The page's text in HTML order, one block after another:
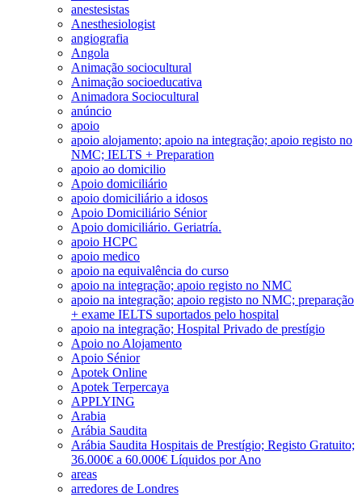
anestesistas
Anesthesiologist
angiografia
Angola
Animação sociocultural
Animação socioeducativa
Animadora Sociocultural
anúncio
apoio
apoio alojamento; apoio na integração; apoio registo no
NMC; IELTS + Preparation
apoio ao domicilio
Apoio domiciliário
apoio domiciliário a idosos
Apoio Domiciliário Sénior
Apoio domiciliário. Geriatría.
apoio HCPC
apoio medico
apoio na equivalência do curso
apoio na integração; apoio registo no NMC
apoio na integração; apoio registo no NMC; preparação
+ exame IELTS suportados pelo hospital
apoio na integração; Hospital Privado de prestígio
Apoio no Alojamento
Apoio Sénior
Apotek Online
Apotek Terpercaya
APPLYING
Arabia
Arábia Saudita
Arábia Saudita Hospitais de Prestígio; Registo Gratuito;
36.000€ a 60.000€ Líquidos por Ano
areas
arredores de Londres